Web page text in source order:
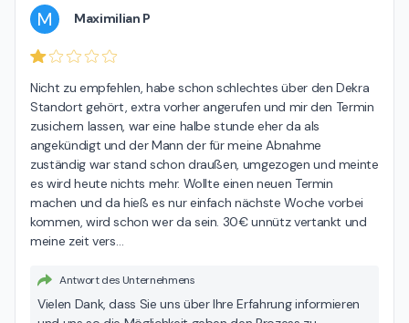
M Maximilian P
Nicht zu empfehlen, habe schon schlechtes über den Dekra
Standort gehört, extra vorher angerufen und mir den Termin
zusichern lassen, war eine halbe stunde eher da als
angekündigt und der Mann der für meine Abnahme
zuständig war stand schon draußen, umgezogen und meinte
es wird heute nichts mehr. Wollte einen neuen Termin
machen und da hieß es nur einfach nächste Woche vorbei
kommen, wird schon wer da sein. 30€ unnütz vertankt und
meine zeit vers…
Antwort des Unternehmens
Vielen Dank, dass Sie uns über Ihre Erfahrung informieren